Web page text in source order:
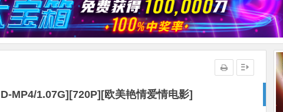
MP4/1.07G][720P][欧美艳情爱情电影]